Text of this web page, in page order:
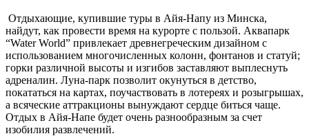
Отдыхающие, купившие туры в Айя-Напу из Минска,
найдут, как провести время на курорте с пользой. Аквапарк
“Water World” привлекает древнегреческим дизайном с
использованием многочисленных колонн, фонтанов и статуй;
горки различной высоты и изгибов заставляют выплеснуть
адреналин. Луна-парк позволит окунуться в детство,
покататься на картах, поучаствовать в лотереях и розыгрышах,
а всяческие аттракционы вынуждают сердце биться чаще.
Отдых в Айя-Напе будет очень разнообразным за счет
изобилия развлечений.